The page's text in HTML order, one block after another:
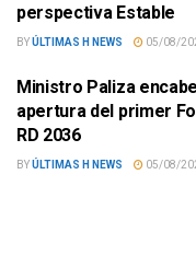
perspectiva Estable
BYÚLTIMAS H NEWS 05/08/
Ministro Paliza
apertura del primer
RD 2036
BYÚLTIMAS H NEWS 05/08/